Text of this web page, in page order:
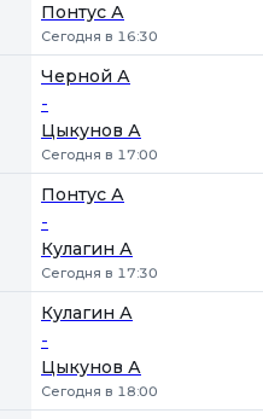
Понтус А
Сегодня в 16:30
Черной А
-
Цыкунов А
Сегодня в 17:00
Понтус А
-
Кулагин А
Сегодня в 17:30
Кулагин А
-
Цыкунов А
Сегодня в 18:00